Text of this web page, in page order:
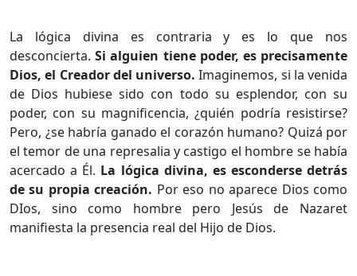
La lógica divina es contraria y es lo que nos
desconcierta.Si alguien tiene poder, es precisamente
Dios, el Creador del universo. Imaginemos, si la venida
de Dios hubiese sido con todo su esplendor, con su
poder, con su magnificencia, ¿quién podría resistirse?
Pero, ¿se habría ganado el corazón humano? Quizá por
el temor de una represalia y castigo el hombre se había
acercado a Él. La lógica divina, es esconderse detrás
de su propia creación. Por eso no aparece Dios como
DIos, sino como hombre pero Jesús de Nazaret
manifiesta la presencia real del Hijo de Dios.